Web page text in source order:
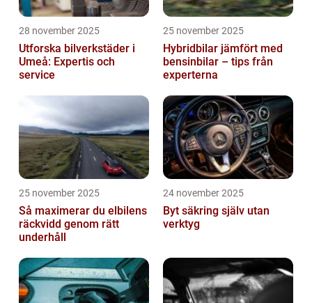
28 november 2025
Utforska bilverkstäder i
Umeå: Expertis och
service
25 november 2025
Hybridbilar jämfört med
bensinbilar – tips från
experterna
25 november 2025
Så maximerar du elbilens
räckvidd genom rätt
underhåll
24 november 2025
Byt säkring själv utan
verktyg